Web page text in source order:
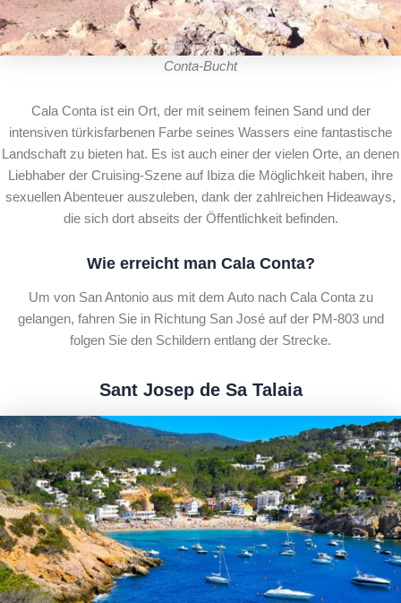
Conta-Bucht
Cala Conta ist ein Ort, der mit seinem feinen Sand und der
intensiven türkisfarbenen Farbe seines Wassers eine fantastische
Landschaft zu bieten hat. Es ist auch einer der vielen Orte, an denen
Liebhaber der Cruising-Szene auf Ibiza die Möglichkeit haben, ihre
sexuellen Abenteuer auszuleben, dank der zahlreichen Hideaways,
die sich dort abseits der Öffentlichkeit befinden.
Wie erreicht man Cala Conta?
Um von San Antonio aus mit dem Auto nach Cala Conta zu
gelangen, fahren Sie in Richtung San José auf der PM-803 und
folgen Sie den Schildern entlang der Strecke.
Sant Josep de Sa Talaia